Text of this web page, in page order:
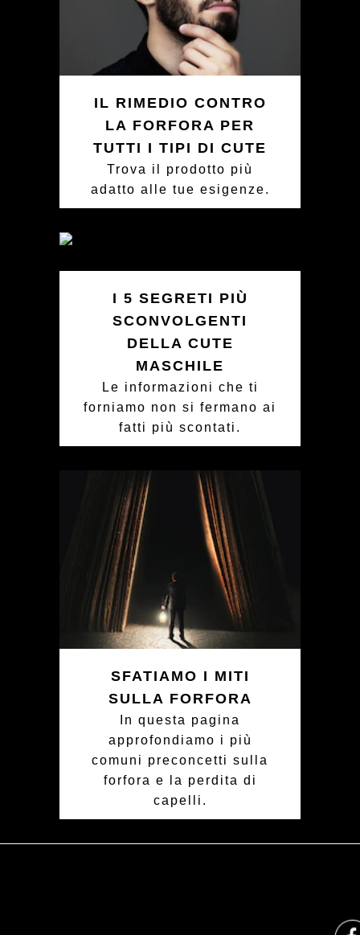
IL RIMEDIO CONTRO
LA FORFORA PER
TUTTI I TIPI DI CUTE
Trova il prodotto più
adatto alle tue esigenze.
I 5 SEGRETI PIÙ
SCONVOLGENTI
DELLA CUTE
MASCHILE
Le informazioni che ti
forniamo non si fermano ai
fatti più scontati.
SFATIAMO I MITI
SULLA FORFORA
In questa pagina
approfondiamo i più
comuni preconcetti sulla
forfora e la perdita di
capelli.